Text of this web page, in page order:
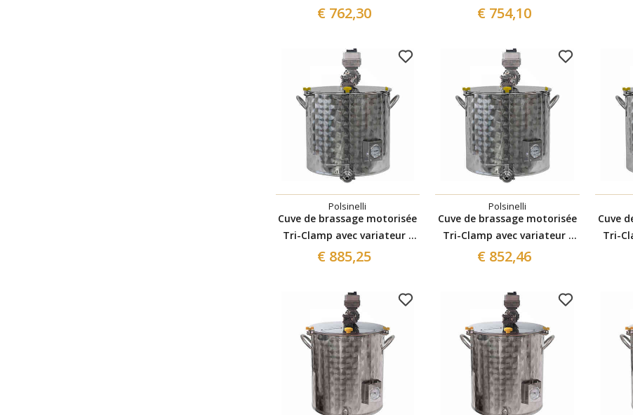
L
€ 762,30
L
€ 754,10
Polsinelli
Cuve de brassage motorisée
Tri-Clamp avec variateur -
200 L
€ 885,25
Polsinelli
Cuve de brassage motorisée
Tri-Clamp avec variateur -
150 L
€ 852,46
Cuve
Tri-